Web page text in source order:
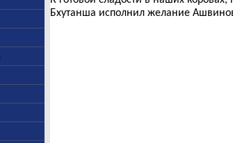
Бхутанша исполнил желание